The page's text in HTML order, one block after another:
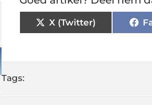
X (Twitter)
Tags: